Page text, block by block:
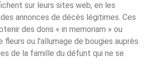
sur leurs sites web, en les
annonces de décès légitimes. Ces
des dons « in memoriam » ou
ou l'allumage de bougies auprès
de la famille du défunt qui ne se